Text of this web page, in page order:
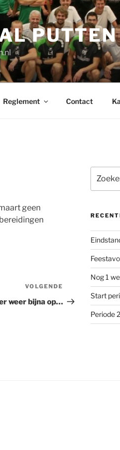
PUTTEN
Reglement Contact
geen
Volgend
bericht
VOLGENDE
weer bijna op…
naar:
Nog 1
Start
Periode